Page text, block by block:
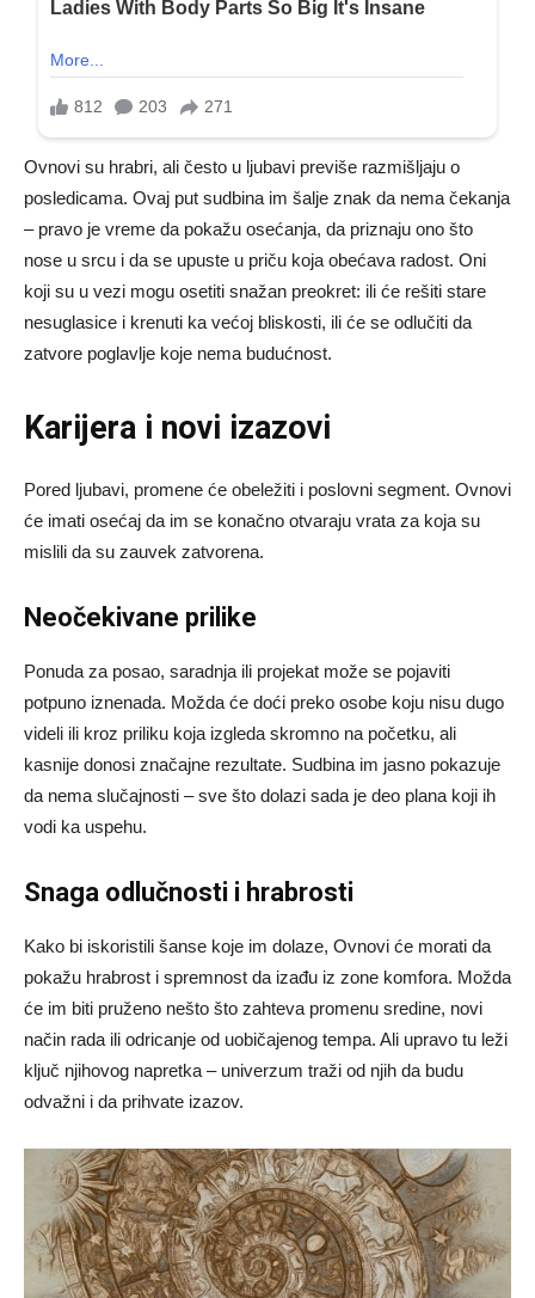
Ovnovi su hrabri, ali često u ljubavi previše razmišljaju o
posledicama. Ovaj put sudbina im šalje znak da nema čekanja
– pravo je vreme da pokažu osećanja, da priznaju ono što
nose u srcu i da se upuste u priču koja obećava radost. Oni
koji su u vezi mogu osetiti snažan preokret: ili će rešiti stare
nesuglasice i krenuti ka većoj bliskosti, ili će se odlučiti da
zatvore poglavlje koje nema budućnost.
Karijera i novi izazovi
Pored ljubavi, promene će obeležiti i poslovni segment. Ovnovi
će imati osećaj da im se konačno otvaraju vrata za koja su
mislili da su zauvek zatvorena.
Neočekivane prilike
Ponuda za posao, saradnja ili projekat može se pojaviti
potpuno iznenada. Možda će doći preko osobe koju nisu dugo
videli ili kroz priliku koja izgleda skromno na početku, ali
kasnije donosi značajne rezultate. Sudbina im jasno pokazuje
da nema slučajnosti – sve što dolazi sada je deo plana koji ih
vodi ka uspehu.
Snaga odlučnosti i hrabrosti
Kako bi iskoristili šanse koje im dolaze, Ovnovi će morati da
pokažu hrabrost i spremnost da izađu iz zone komfora. Možda
će im biti pruženo nešto što zahteva promenu sredine, novi
način rada ili odricanje od uobičajenog tempa. Ali upravo tu leži
ključ njihovog napretka – univerzum traži od njih da budu
odvažni i da prihvate izazov.